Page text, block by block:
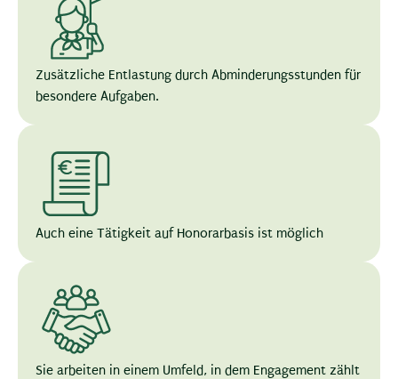
Zusätzliche Entlastung durch Abminderungsstunden für
besondere Aufgaben.
Auch eine Tätigkeit auf Honorarbasis ist möglich
Sie arbeiten in einem Umfeld, in dem Engagement zählt